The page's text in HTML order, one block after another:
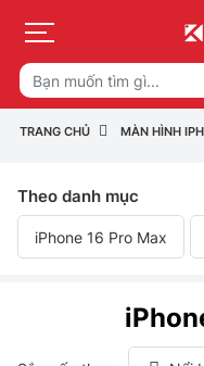
TRANG CHỦ MÀN HÌNH
Theo danh mục
iPhone 16 Pro Max